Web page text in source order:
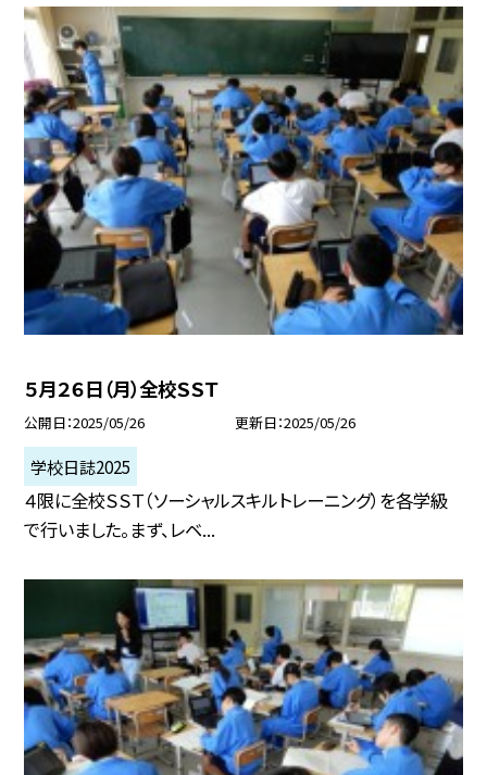
５月２６日（月）全校ＳＳＴ
公開日 2025/05/26 更新日 2025/05/26
学校日誌2025
４限に全校ＳＳＴ（ソーシャルスキルトレーニング）を各学級
で行いました。まず、レベ...